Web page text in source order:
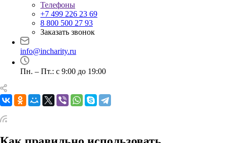
Телефоны
+7 499 226 23 69
8 800 500 27 93
Заказать звонок
info@incharity.ru
Пн. – Пт.: с 9:00 до 19:00